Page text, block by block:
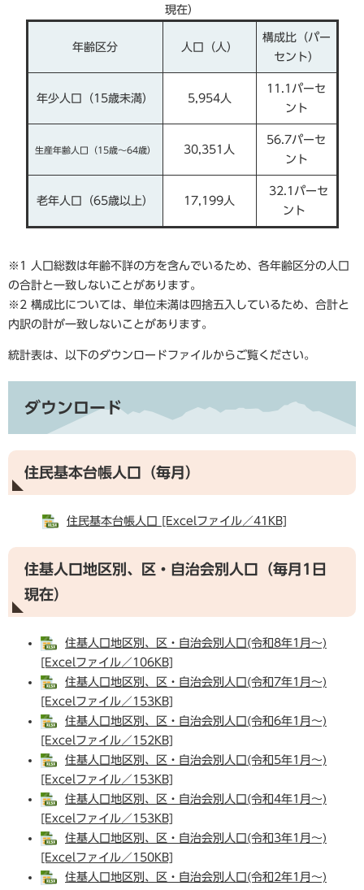
現在）
年齢区分 人口（人）
構成比（パー
セント）
年少人口（15歳未満） 5,954人
11.1パーセ
ント
生産年齢人口（15歳～64歳） 30,351人
56.7パーセ
ント
老年人口（65歳以上） 17,199人
32.1パーセ
ント
※1 人口総数は年齢不詳の方を含んでいるため、各年齢区分の人口
の合計と一致しないことがあります。
※2 構成比については、単位未満は四捨五入しているため、合計と
内訳の計が一致しないことがあります。
統計表は、以下のダウンロードファイルからご覧ください。
ダウンロード
住民基本台帳人口（毎月）
住民基本台帳人口 [Excelファイル／41KB]
住基人口地区別、区・自治会別人口（毎月1日
現在）
住基人口地区別、区・自治会別人口(令和8年1月～)
[Excelファイル／106KB]
住基人口地区別、区・自治会別人口(令和7年1月～)
[Excelファイル／153KB]
住基人口地区別、区・自治会別人口(令和6年1月～)
[Excelファイル／152KB]
住基人口地区別、区・自治会別人口(令和5年1月～)
[Excelファイル／153KB]
住基人口地区別、区・自治会別人口(令和4年1月～)
[Excelファイル／153KB]
住基人口地区別、区・自治会別人口(令和3年1月～)
[Excelファイル／150KB]
住基人口地区別、区・自治会別人口(令和2年1月～)